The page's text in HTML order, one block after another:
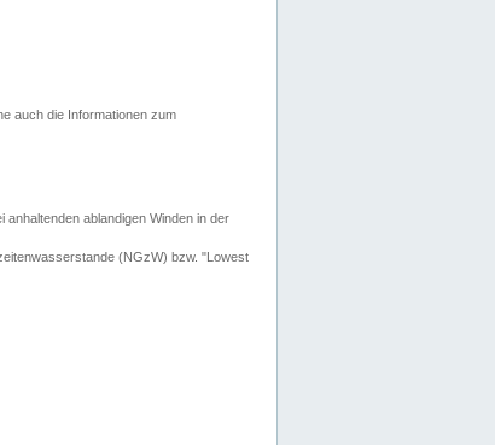
auch die Informationen zum
ablandigen Winden in der
(NGzW) bzw. "Lowest